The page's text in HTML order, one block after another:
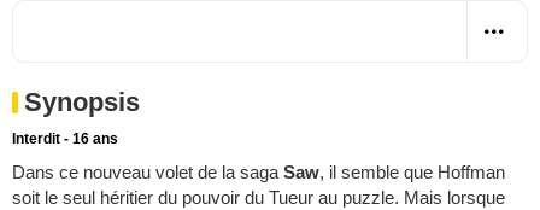
Synopsis
Interdit - 16 ans
Dans ce nouveau volet de la saga Saw, il semble que Hoffman
soit le seul héritier du pouvoir du Tueur au puzzle. Mais lorsque